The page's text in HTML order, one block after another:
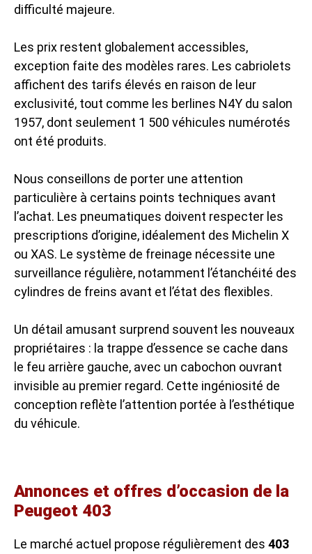
difficulté majeure.
Les prix restent globalement accessibles,
exception faite des modèles rares. Les cabriolets
affichent des tarifs élevés en raison de leur
exclusivité, tout comme les berlines N4Y du salon
1957, dont seulement 1 500 véhicules numérotés
ont été produits.
Nous conseillons de porter une attention
particulière à certains points techniques avant
l’achat. Les pneumatiques doivent respecter les
prescriptions d’origine, idéalement des Michelin X
ou XAS. Le système de freinage nécessite une
surveillance régulière, notamment l’étanchéité des
cylindres de freins avant et l’état des flexibles.
Un détail amusant surprend souvent les nouveaux
propriétaires : la trappe d’essence se cache dans
le feu arrière gauche, avec un cabochon ouvrant
invisible au premier regard. Cette ingéniosité de
conception reflète l’attention portée à l’esthétique
du véhicule.
Annonces et offres d’occasion de la
Peugeot 403
Le marché actuel propose régulièrement des 403